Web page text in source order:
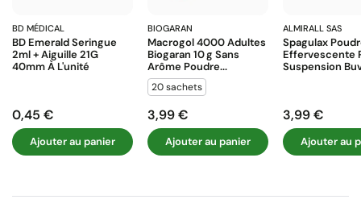
BD MÉDICAL
BD Emerald Seringue
2ml + Aiguille 21G
40mm À L'unité
Prix
0,45 €
Ajouter au panier
BIOGARAN
Macrogol 4000 Adultes
Biogaran 10 G Sans
Arôme Poudre...
20 sachets
Prix
3,99 €
Ajouter au panier
ALMIRALL SAS
Spagulax
Effervescente
Suspension
Prix
3,99 €
Ajouter au